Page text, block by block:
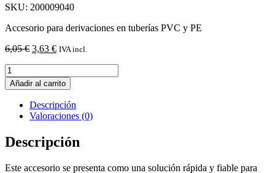
SKU: 200009040
Accesorio para derivaciones en tuberías PVC y PE
6,05€ El
era:
6,05 €.
3,63 €El
es:
3,63 €.
IVA incl.
Collarín
PP
D.90-
1¼"
cantidad
Añadir al carrito
Descripción
Valoraciones (0)
Descripción
Este accesorio se presenta como una solución rápida y fiable para